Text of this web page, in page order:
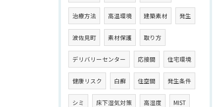
治療方法 高温環境 建築素材 発生
波佐見町 素材保護 取り方
デリバリーセンター 応接間 住宅環境
健康リスク 白癬 住空間 発生条件
シミ 床下湿気対策 高湿度 MIST